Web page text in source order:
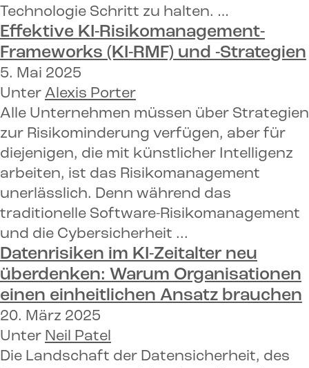
Technologie Schritt zu halten. …
Effektive KI-Risikomanagement-
Frameworks (KI-RMF) und -Strategien
5. Mai 2025
Unter Alexis Porter
Alle Unternehmen müssen über Strategien
zur Risikominderung verfügen, aber für
diejenigen, die mit künstlicher Intelligenz
arbeiten, ist das Risikomanagement
unerlässlich. Denn während das
traditionelle Software-Risikomanagement
und die Cybersicherheit ...
Datenrisiken im KI-Zeitalter neu
überdenken: Warum Organisationen
einen einheitlichen Ansatz brauchen
20. März 2025
Unter Neil Patel
Die Landschaft der Datensicherheit, des